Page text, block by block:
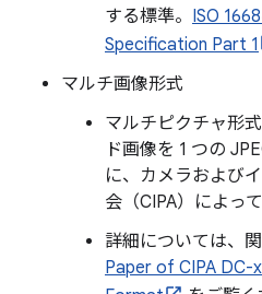
する標準。 ISO
Specification Part 1
マルチ画像形式
マルチピクチャ形
ド画像を 1 つの
に、カメラおよび
会（CIPA）によっ
詳細については、
Paper of CIPA